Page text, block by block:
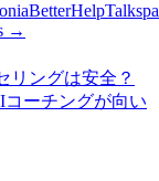
BetterHelp
→
リングは安全？
コーチングが向い